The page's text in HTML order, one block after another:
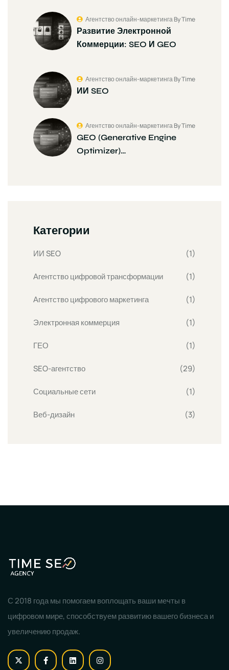
Развитие Электронной
Коммерции: SEO И GEO
Агентство онлайн-маркетинга By Time
ИИ SEO
Агентство онлайн-маркетинга By Time
GEO (Generative Engine
Optimizer)…
Агентство онлайн-маркетинга By Time
Категории
ИИ SEO (1)
Агентство цифровой трансформации (1)
Агентство цифрового маркетинга (1)
Электронная коммерция (1)
ГЕО (1)
SEO-агентство (29)
Социальные сети (1)
Веб-дизайн (3)
С 2018 года мы помогаем воплощать ваши мечты в
цифровом мире, способствуем развитию вашего бизнеса и
увеличению продаж.